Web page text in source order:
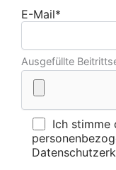
E-Mail*
Ausgefüllte
Ich stimme